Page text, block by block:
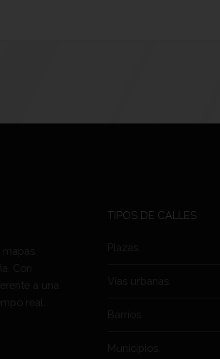
Con
a una
real.
TIPOS DE CALLES
Plazas.
Vías urbanas.
Barrios.
Municipios.